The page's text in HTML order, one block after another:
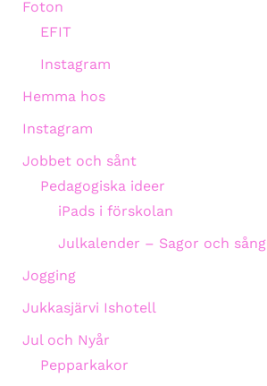
Foton
EFIT
Instagram
Hemma hos
Instagram
Jobbet och sånt
Pedagogiska ideer
iPads i förskolan
Julkalender – Sagor och sång
Jogging
Jukkasjärvi Ishotell
Jul och Nyår
Pepparkakor